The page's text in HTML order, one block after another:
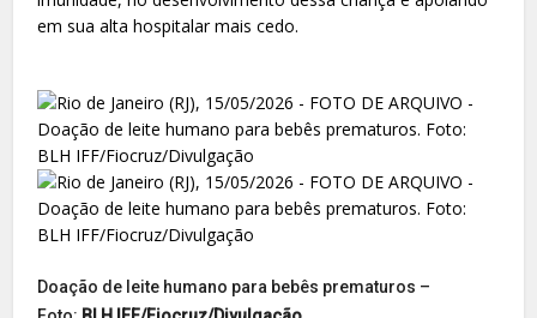
em sua alta hospitalar mais cedo.
Doação de leite humano para bebês prematuros –